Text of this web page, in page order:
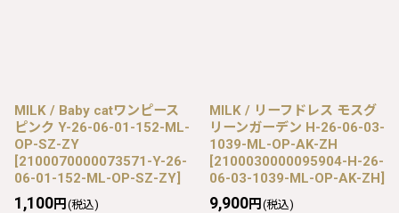
MILK / Baby catワンピース
ピンク Y-26-06-01-152-ML-
OP-SZ-ZY
[2100070000073571-Y-26-
06-01-152-ML-OP-SZ-ZY]
1,100円 (税込)
MILK / リーフドレス モスグ
リーンガーデン H-26-06-03-
1039-ML-OP-AK-ZH
[2100030000095904-H-26-
06-03-1039-ML-OP-AK-ZH]
9,900円 (税込)